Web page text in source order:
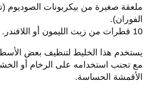
ملعقة صغيرة من بيكربونات
الفوران).
10 قطرات من زيت الليمون أو اللافندر.
يستخدم هذا الخليط لتنظيف بعض
مع تجنب استخدامه على الرخام أو
الأقمشة الحساسة.